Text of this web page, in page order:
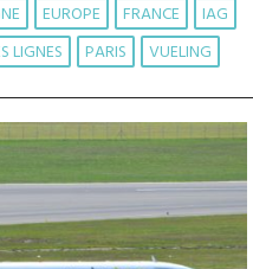
EUROPE FRANCE
IAG
LIGNES PARIS VUELING